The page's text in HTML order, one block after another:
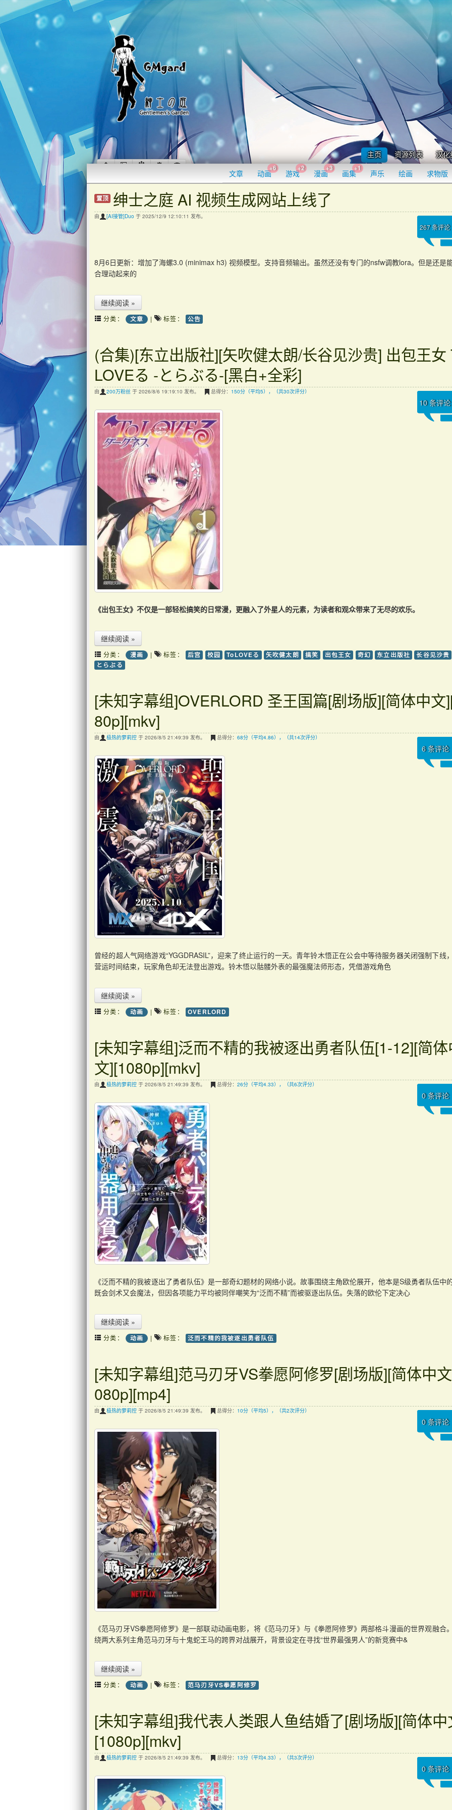
主页 资源列表 汉化
文章 动画
+6
游戏
+2
漫画
+3
画集
+1
声乐 绘画 求物版
置顶 绅士之庭 AI 视频生成网站上线了
由 [AI接管]Duo 于 2025/12/9 12:10:11 发布。
267条评论
8月6日更新：增加了海螺3.0 (minimax h3) 视频模型。支持音频输出。虽然还没有专门的nsfw调教lora。但是还是
合理动起来的
继续阅读 »
分类： 文章 | 标签： 公告
(合集)[东立出版社][矢吹健太朗/长谷见沙贵] 出包王女
LOVEる -とらぶる-[黑白+全彩]
由 200万粉丝 于 2026/8/6 19:19:10 发布。 总得分： 150分（平均5），（共30次评分）
10条评论
《出包王女》不仅是一部轻松搞笑的日常漫，更融入了外星人的元素，为读者和观众带来了无尽的欢乐。
继续阅读 »
分类： 漫画 | 标签： 后宫 校园 ToLOVEる 矢吹健太朗 搞笑 出包王女 奇幻 东立出版社
长谷见沙贵
とらぶる
[未知字幕组]OVERLORD 圣王国篇[剧场版][简体中文
80p][mkv]
由 极热的萝莉控 于 2026/8/5 21:49:39 发布。 总得分： 68分（平均4.86），（共14次评分）
6条评论
曾经的超人气网络游戏“YGGDRASIL”，迎来了终止运行的一天。青年铃木悟正在公会中等待服务器关闭强制下线
营运时间结束，玩家角色却无法登出游戏。铃木悟以骷髅外表的最强魔法师形态，凭借游戏角色
继续阅读 »
分类： 动画 | 标签： OVERLORD
[未知字幕组]泛而不精的我被逐出勇者队伍[1-12][简
文][1080p][mkv]
由 极热的萝莉控 于 2026/8/5 21:49:39 发布。 总得分： 26分（平均4.33），（共6次评分）
0条评论
《泛而不精的我被逐出了勇者队伍》是一部奇幻题材的网络小说。故事围绕主角欧伦展开，他本是S级勇者队伍中
既会剑术又会魔法，但因各项能力平均被同伴嘲笑为“泛而不精”而被驱逐出队伍。失落的欧伦下定决心
继续阅读 »
分类： 动画 | 标签： 泛而不精的我被逐出勇者队伍
[未知字幕组]范马刃牙VS拳愿阿修罗[剧场版][简体中
080p][mp4]
由 极热的萝莉控 于 2026/8/5 21:49:39 发布。 总得分： 10分（平均5），（共2次评分）
0条评论
《范马刃牙VS拳愿阿修罗》是一部联动动画电影，将《范马刃牙》与《拳愿阿修罗》两部格斗漫画的世界观融合
绕两大系列主角范马刃牙与十鬼蛇王马的跨界对战展开，背景设定在寻找“世界最强男人”的新竞赛中&
继续阅读 »
分类： 动画 | 标签： 范马刃牙VS拳愿阿修罗
[未知字幕组]我代表人类跟人鱼结婚了[剧场版][简体中
[1080p][mkv]
由 极热的萝莉控 于 2026/8/5 21:49:39 发布。 总得分： 13分（平均4.33），（共3次评分）
0条评论